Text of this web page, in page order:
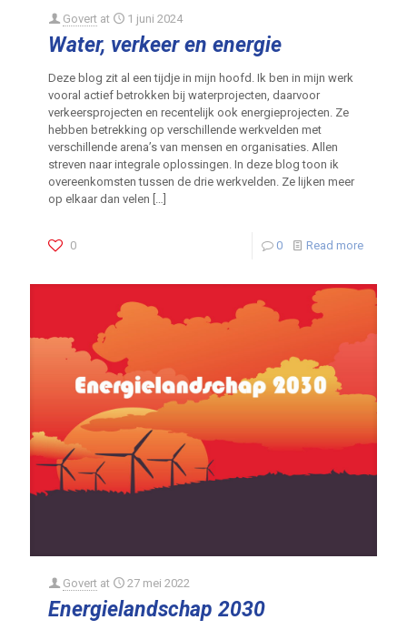
Govert at 1 juni 2024
Water, verkeer en energie
Deze blog zit al een tijdje in mijn hoofd. Ik ben in mijn werk
vooral actief betrokken bij waterprojecten, daarvoor
verkeersprojecten en recentelijk ook energieprojecten. Ze
hebben betrekking op verschillende werkvelden met
verschillende arena’s van mensen en organisaties. Allen
streven naar integrale oplossingen. In deze blog toon ik
overeenkomsten tussen de drie werkvelden. Ze lijken meer
op elkaar dan velen […]
0 0 Read more
Govert at 27 mei 2022
Energielandschap 2030